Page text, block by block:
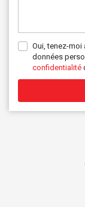
Oui, tenez-
données
confidentialité